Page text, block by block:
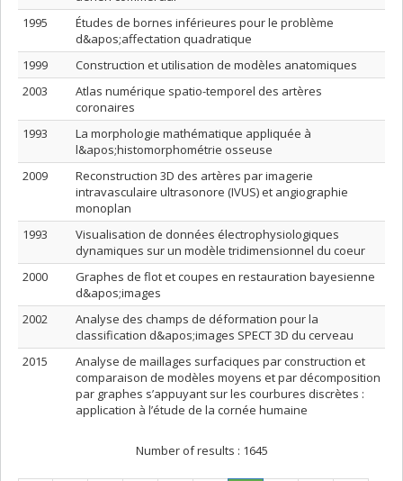
1995
Études de bornes inférieures pour le problème
d&apos;affectation quadratique
1999
Construction et utilisation de modèles anatomiques
2003
Atlas numérique spatio-temporel des artères
coronaires
1993
La morphologie mathématique appliquée à
l&apos;histomorphométrie osseuse
2009
Reconstruction 3D des artères par imagerie
intravasculaire ultrasonore (IVUS) et angiographie
monoplan
1993
Visualisation de données électrophysiologiques
dynamiques sur un modèle tridimensionnel du coeur
2000
Graphes de flot et coupes en restauration bayesienne
d&apos;images
2002
Analyse des champs de déformation pour la
classification d&apos;images SPECT 3D du cerveau
2015
Analyse de maillages surfaciques par construction et
comparaison de modèles moyens et par décomposition
par graphes s’appuyant sur les courbures discrètes :
application à l’étude de la cornée humaine
Number of results : 1645